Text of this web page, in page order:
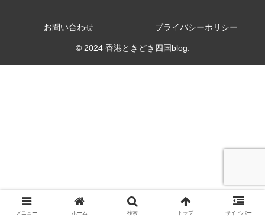
お問い合わせ プライバシーポリシー
© 2024 香港ときどき四国blog.
メニュー ホーム 検索 トップ サイドバー